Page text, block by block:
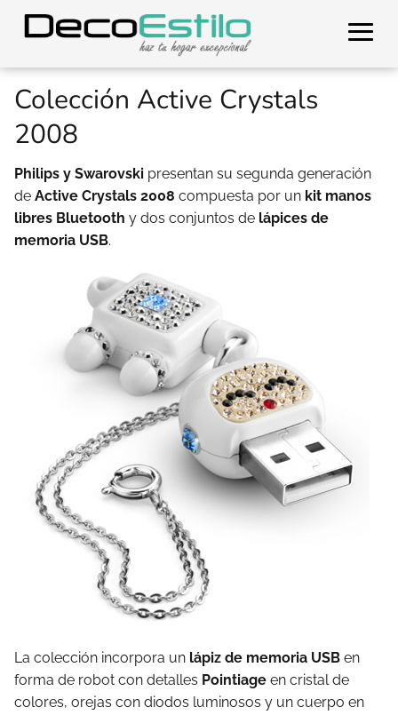
Colección Active Crystals
2008
Philips y Swarovski presentan su segunda generación
de Active Crystals 2008 compuesta por un kit manos
libres Bluetooth y dos conjuntos de lápices de
memoria USB.
La colección incorpora un lápiz de memoria USB en
forma de robot con detalles Pointiage en cristal de
colores, orejas con diodos luminosos y un cuerpo en